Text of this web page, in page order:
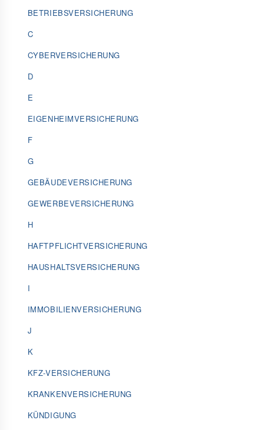
BETRIEBSVERSICHERUNG
C
CYBERVERSICHERUNG
D
E
EIGENHEIMVERSICHERUNG
F
G
GEBÄUDEVERSICHERUNG
GEWERBEVERSICHERUNG
H
HAFTPFLICHTVERSICHERUNG
HAUSHALTSVERSICHERUNG
I
IMMOBILIENVERSICHERUNG
J
K
KFZ-VERSICHERUNG
KRANKENVERSICHERUNG
KÜNDIGUNG